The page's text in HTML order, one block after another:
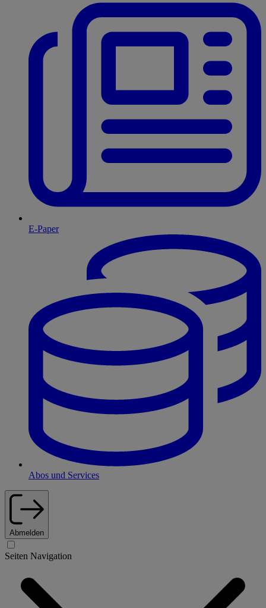
E-Paper
Abos und Services
Abmelden
Seiten Navigation